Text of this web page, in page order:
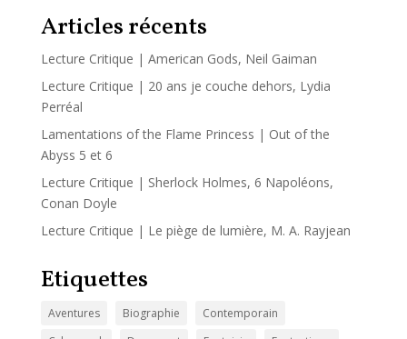
Articles récents
Lecture Critique | American Gods, Neil Gaiman
Lecture Critique | 20 ans je couche dehors, Lydia
Perréal
Lamentations of the Flame Princess | Out of the
Abyss 5 et 6
Lecture Critique | Sherlock Holmes, 6 Napoléons,
Conan Doyle
Lecture Critique | Le piège de lumière, M. A. Rayjean
Etiquettes
Aventures Biographie
Contemporain